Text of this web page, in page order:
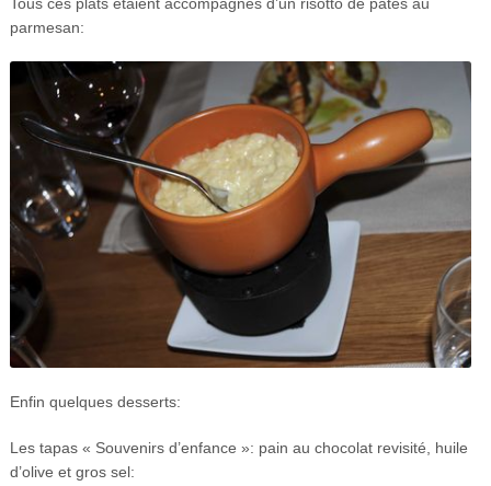
parmesan:
Enfin quelques desserts:
Les tapas « Souvenirs d’enfance »: pain au chocolat revisité, huile
d’olive et gros sel: